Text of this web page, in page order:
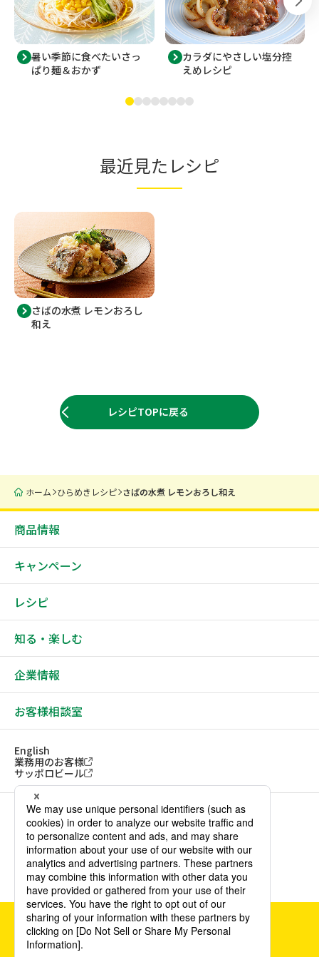
暑い季節に食べたいさっ
ぱり麺＆おかず
カラダにやさしい塩分控
えめレシピ
最近見たレシピ
さばの水煮 レモンおろし
和え
レシピTOPに戻る
ホーム ひらめきレシピ さばの水煮 レモンおろし和え
商品情報
キャンペーン
レシピ
知る・楽しむ
企業情報
お客様相談室
English
業務用のお客様
サッポロビール
ソーシャルメディアアカウント一覧
サイトご利用にあたってウェブアクセシビリティ方針